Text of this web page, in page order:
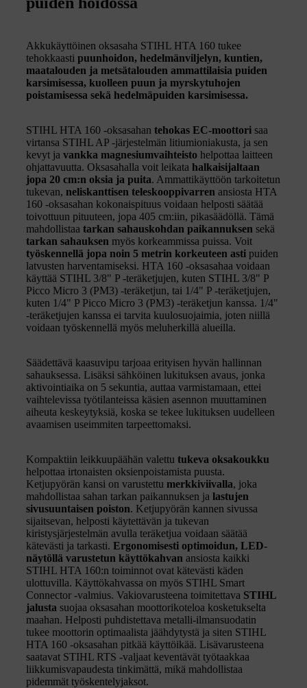
Akkukäyttöinen oksasaha STIHL HTA 160 tukee
tehokkaasti puunhoidon, hedelmänviljelyn, kuntien,
maatalouden ja metsätalouden ammattilaisia puiden
karsimisessa, kuolleen puun ja myrskytuhojen
poistamisessa sekä hedelmäpuiden karsimisessa.
STIHL HTA 160 -oksasahan tehokas EC-moottori saa
virtansa STIHL AP -järjestelmän litiumioniakusta, ja sen
kevyt ja vankka magnesiumvaihteisto helpottaa laitteen
ohjattavuutta. Oksasahalla voit leikata halkaisijaltaan
jopa 20 cm:n oksia ja puita. Ammattikäyttöön tarkoitetun
tukevan, neliskanttisen teleskooppivarren ansiosta HTA
160 -oksasahan kokonaispituus voidaan helposti säätää
toivottuun pituuteen, jopa 405 cm:iin, pikasäädöllä. Tämä
mahdollistaa tarkan sahauskohdan paikannuksen sekä
tarkan sahauksen myös korkeammissa puissa. Voit
työskennellä jopa noin 5 metrin korkeuteen asti puiden
latvusten harventamiseksi. HTA 160 -oksasahaa voidaan
käyttää STIHL 3/8" P -teräketjujen, kuten STIHL 3/8" P
Picco Micro 3 (PM3) -teräketjun, tai 1/4" P -teräketjujen,
kuten 1/4" P Picco Micro 3 (PM3) -teräketjun kanssa. 1/4"
-teräketjujen kanssa ei tarvita kuulosuojaimia, joten niillä
voidaan työskennellä myös meluherkillä alueilla.
Säädettävä kaasuvipu tarjoaa erityisen hyvän hallinnan
sahauksessa. Lisäksi sähköinen lukituksen avaus, jonka
aktivointiaika on 5 sekuntia, auttaa varmistamaan, ettei
vaihtelevissa työtilanteissa käsien asennon muuttaminen
aiheuta keskeytyksiä, koska se tekee lukituksen uudelleen
avaamisen useimmiten tarpeettomaksi.
Kompaktiin leikkuupäähän valettu tukeva oksakoukku
helpottaa irtonaisten oksienpoistamista puusta.
Ketjupyörän kansi on varustettu merkkiviivalla, joka
mahdollistaa sahan tarkan paikannuksen ja lastujen
sivusuuntaisen poiston. Ketjupyörän kannen sivussa
sijaitsevan, helposti käytettävän ja tukevan
kiristysjärjestelmän avulla teräketjua voidaan säätää
kätevästi ja tarkasti. Ergonomisesti optimoidun, LED-
näytöllä varustetun käyttökahvan ansiosta kaikki
STIHL HTA 160:n toiminnot ovat kätevästi käden
ulottuvilla. Käyttökahvassa on myös STIHL Smart
Connector -valmius. Vakiovarusteena toimitettava STIHL
jalusta suojaa oksasahan moottorikoteloa kosketukselta
maahan. Helposti puhdistettava metalli-ilmansuodatin
tukee moottorin optimaalista jäähdytystä ja siten STIHL
HTA 160 -oksasahan pitkää käyttöikää. Lisävarusteena
saatavat STIHL RTS -valjaat keventävät työtaakkaa
liikkumisvapaudesta tinkimättä, mikä mahdollistaa
pidemmät työskentelyjaksot.